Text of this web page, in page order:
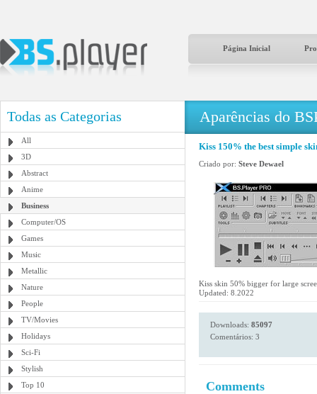
Página Inicial
Todas as Categorias
All
3D
Abstract
Anime
Business
Computer/OS
Games
Music
Metallic
Nature
People
TV/Movies
Holidays
Sci-Fi
Stylish
Top 10
Aparências do
Kiss 150% the best simple
Criado por: Steve Dewael
Kiss skin 50% bigger for large
Updated: 8.2022
Downloads: 85097
Comentários: 3
Comments